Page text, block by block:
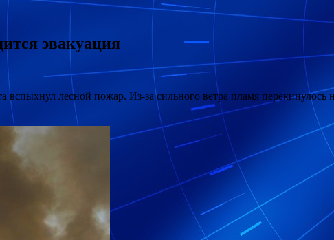
эвакуация
лесной пожар. Из-за сильного ветра пламя перекинулось